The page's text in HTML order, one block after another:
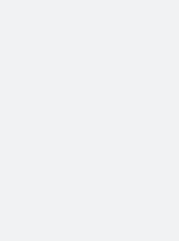
Otros también